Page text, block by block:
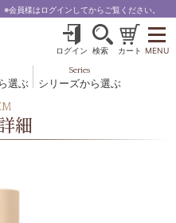
※会員様はログインしてからご覧ください。
ログイン 検索 カート
選ぶ
健美食品
Series
シリーズから選ぶ
ーラ.
MENU
細